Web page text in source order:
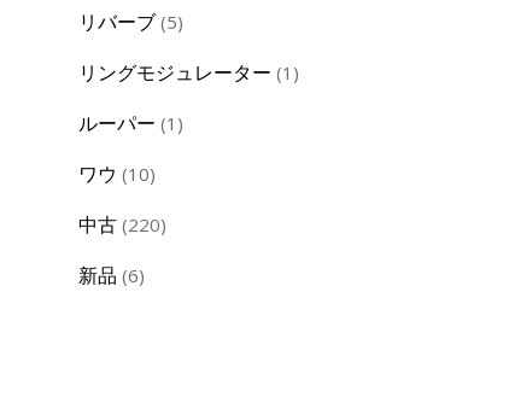
リバーブ 55
リングモジュレーター 1 1
ルーパー 1 1
ワウ 1010
中古 220220
新品 66